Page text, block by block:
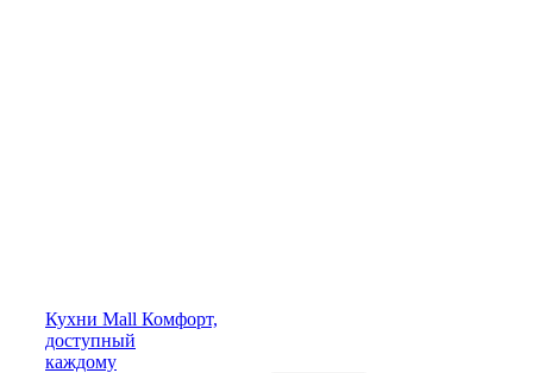
Кухни Mall Комфорт,
доступный
каждому